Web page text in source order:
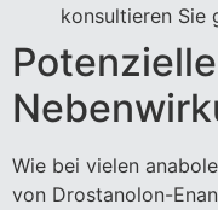
konsultieren Sie
Potenzielle
Wie bei vielen
von Drostanolon-